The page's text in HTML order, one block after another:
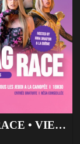
DRAG RACE • VIEWING PARTIES • GRATUIT